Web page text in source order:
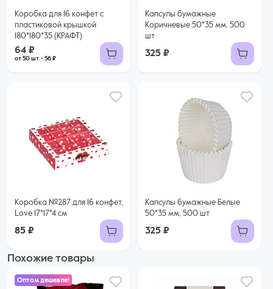
Коробка для 16 конфет с
пластиковой крышкой
180*180*35 (КРАФТ)
64 ₽
от 50 шт. - 56 ₽
Капсулы бумажные
Коричневые 50*35 мм, 500
шт
325 ₽
Коробка №287 для 16 конфет,
Love 17*17*4 см
85 ₽
Капсулы бумажные Белые
50*35 мм, 500 шт
325 ₽
Похожие товары
Оптом дешевле!